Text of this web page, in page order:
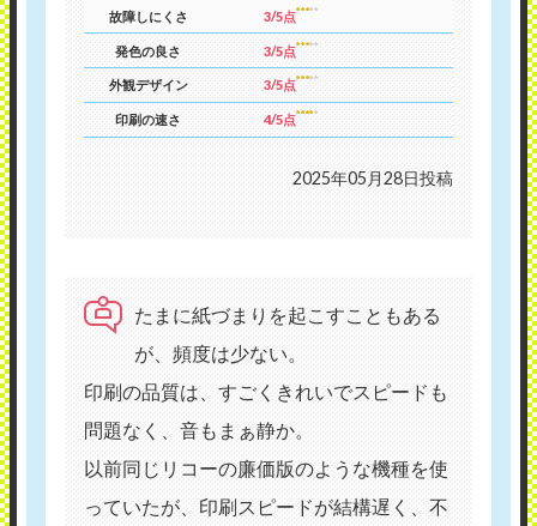
故障しにくさ 3/5点
発色の良さ 3/5点
外観デザイン 3/5点
印刷の速さ 4/5点
2025年05月28日投稿
たまに紙づまりを起こすこともある
が、頻度は少ない。
印刷の品質は、すごくきれいでスピードも
問題なく、音もまぁ静か。
以前同じリコーの廉価版のような機種を使
っていたが、印刷スピードが結構遅く、不